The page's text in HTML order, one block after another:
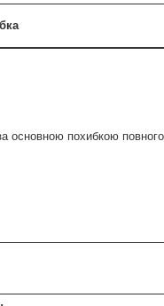
основною похибкою повного